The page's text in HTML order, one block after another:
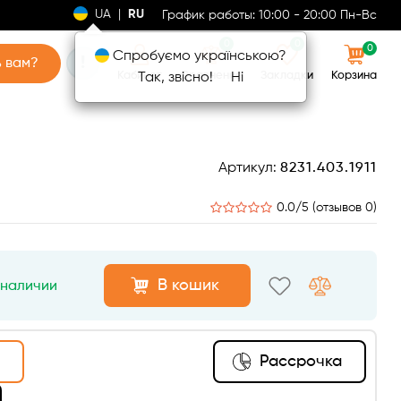
UA RU График работы: 10:00 - 20:00 Пн-Вс
вам?
Кабинет Сравнение Закладки
0
Корзина
Артикул:8231.403.1911
0.0/5 (отзывов 0)
В кошик
Рассрочка
Спробуємо українською?
Так, звісно!
Ні